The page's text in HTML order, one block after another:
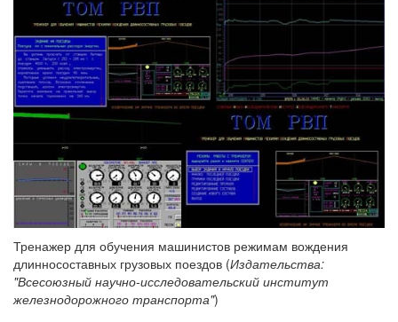
Тренажер для обучения машинистов режимам вождения
длинносоставных грузовых поездов (Издательства:
"Всесоюзный научно-исследовательский институт
железнодорожного транспорта")